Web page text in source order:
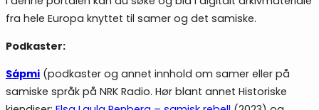
fra hele Europa knyttet til samer og det samiske.
Podkaster:
Sápmi (podkaster og annet innhold om samer eller på
samiske språk på NRK Radio. Hør blant annet Historiske